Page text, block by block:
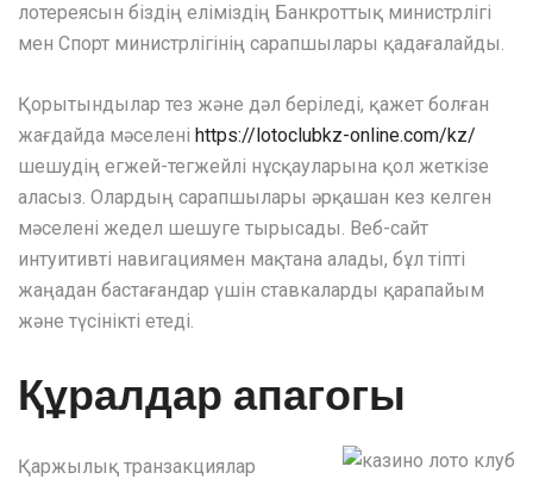
лотереясын біздің еліміздің Банкроттық министрлігі
мен Спорт министрлігінің сарапшылары қадағалайды.
Қорытындылар тез және дәл беріледі, қажет болған
жағдайда мәселені https://lotoclubkz-online.com/kz/
шешудің егжей-тегжейлі нұсқауларына қол жеткізе
аласыз. Олардың сарапшылары әрқашан кез келген
мәселені жедел шешуге тырысады. Веб-сайт
интуитивті навигациямен мақтана алады, бұл тіпті
жаңадан бастағандар үшін ставкаларды қарапайым
және түсінікті етеді.
Құралдар апагогы
Қаржылық транзакциялар